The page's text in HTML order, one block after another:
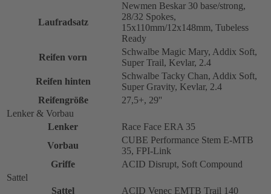
Laufradsatz
Newmen Beskar 30 base/strong,
28/32 Spokes,
15x110mm/12x148mm, Tubeless
Ready
Reifen vorn
Schwalbe Magic Mary, Addix Soft,
Super Trail, Kevlar, 2.4
Reifen hinten
Schwalbe Tacky Chan, Addix Soft,
Super Gravity, Kevlar, 2.4
Reifengröße
27,5+, 29''
Lenker & Vorbau
Lenker
Race Face ERA 35
Vorbau
CUBE Performance Stem E-MTB
35, FPI-Link
Griffe
ACID Disrupt, Soft Compound
Sattel
Sattel
ACID Venec EMTB Trail 140